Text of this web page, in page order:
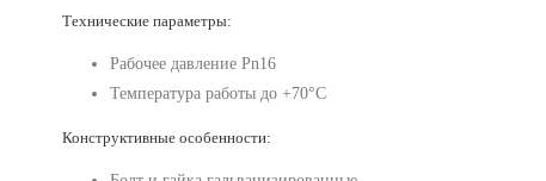
Технические параметры:
Рабочее давление Pn16
Температура работы до +70°C
Конструктивные особенности: